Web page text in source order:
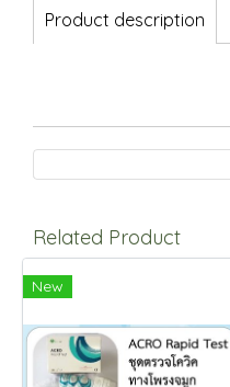
Product description
Related Product
New